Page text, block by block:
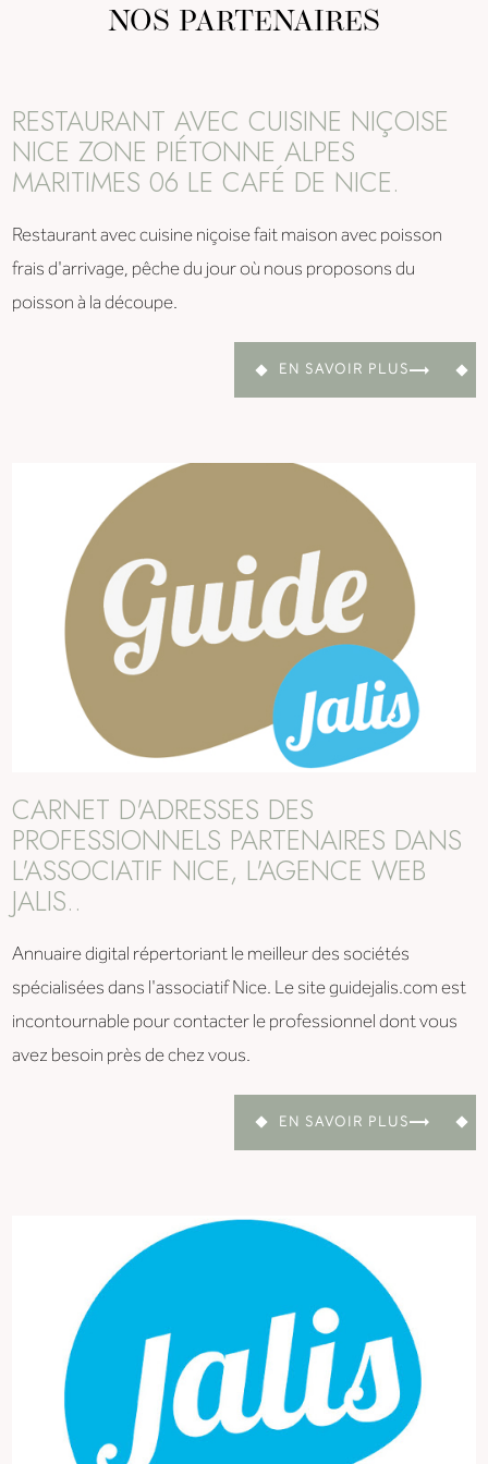
NOS PARTENAIRES
RESTAURANT AVEC CUISINE NIÇOISE
NICE ZONE PIÉTONNE ALPES
MARITIMES 06 LE CAFÉ DE NICE.
Restaurant avec cuisine niçoise fait maison avec poisson
frais d'arrivage, pêche du jour où nous proposons du
poisson à la découpe.
EN SAVOIR PLUS
CARNET D'ADRESSES DES
PROFESSIONNELS PARTENAIRES DANS
L'ASSOCIATIF NICE, L'AGENCE WEB
JALIS..
Annuaire digital répertoriant le meilleur des sociétés
spécialisées dans l'associatif Nice. Le site guidejalis.com est
incontournable pour contacter le professionnel dont vous
avez besoin près de chez vous.
EN SAVOIR PLUS